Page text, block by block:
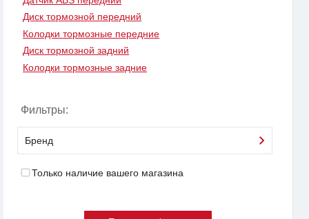
Диск тормозной передний
Колодки тормозные передние
Диск тормозной задний
Колодки тормозные задние
Фильтры:
Бренд
Только наличие вашего магазина